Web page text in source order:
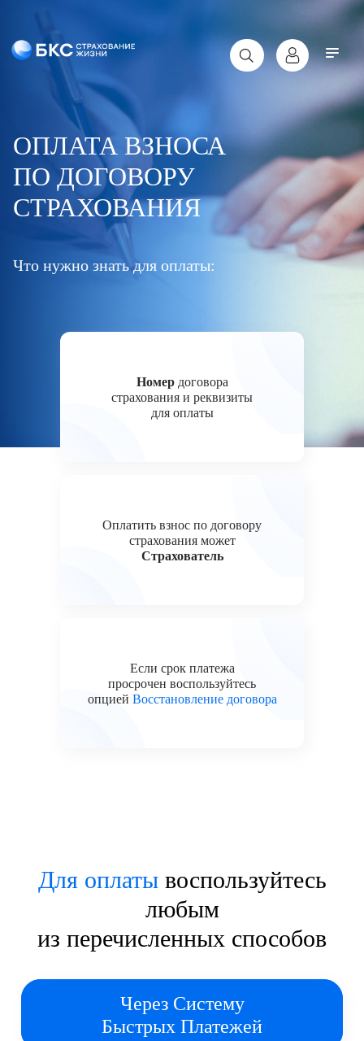
ОПЛАТА ВЗНОСА
ПО ДОГОВОРУ
СТРАХОВАНИЯ
Что нужно знать для оплаты:
Номердоговора
страхования и реквизиты
для оплаты
Оплатить взнос по договору
страхования может
Страхователь
Если срок платежа
просрочен воспользуйтесь
опцией Восстановление договора
Для оплатывоспользуйтесь
любым
из перечисленных способов
Через Систему
Быстрых Платежей